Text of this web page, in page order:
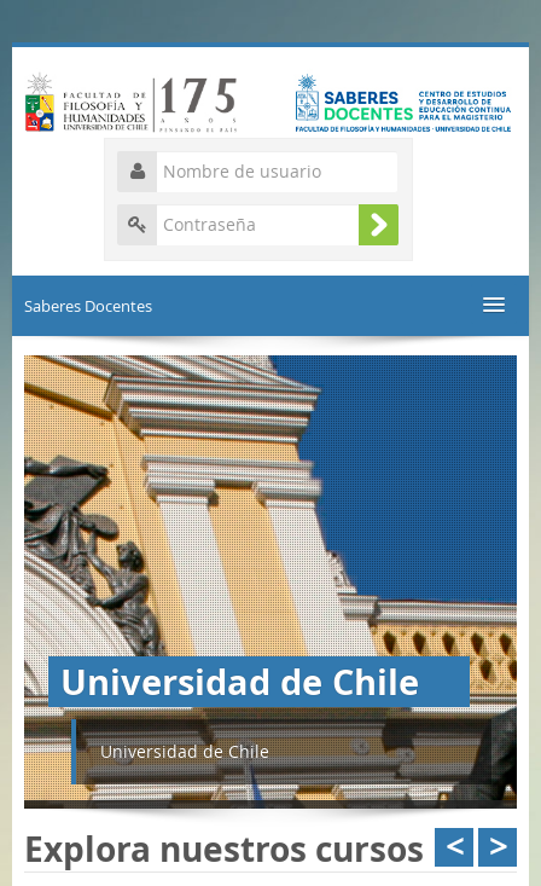
Saberes Docentes
CERTIFICADOS
Español - Internacional (es)
Universidad de Chile
Universidad de Chile
Explora nuestros cursos < >